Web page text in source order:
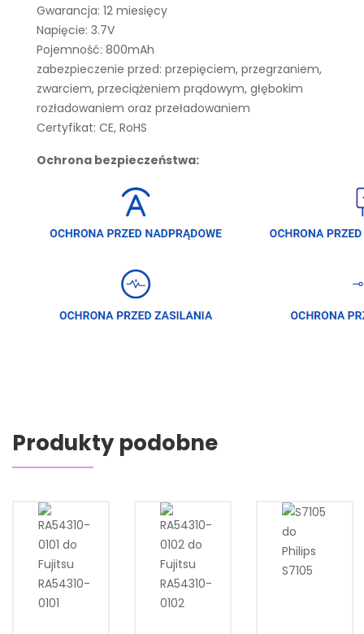
Gwarancja: 12 miesięcy
Napięcie: 3.7V
Pojemność: 800mAh
zabezpieczenie przed: przepięciem, przegrzaniem,
zwarciem, przeciążeniem prądowym, głębokim
rozładowaniem oraz przeładowaniem
Certyfikat: CE, RoHS
Ochrona bezpieczeństwa:
Produkty podobne